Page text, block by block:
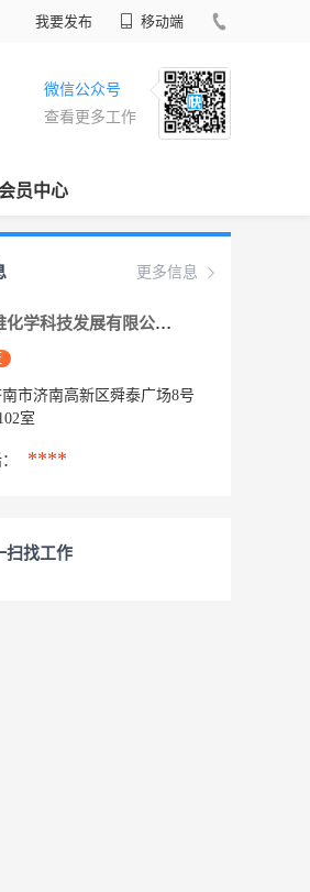
我要发布 移动端
微信公众号
查看更多工作
员中心
更多信息
济南哈维化学科技发展有限公司
市济南高新区舜泰广场8号
室
****
扫找工作